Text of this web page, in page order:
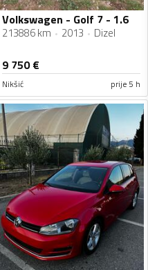
Volkswagen - Golf 7 - 1.6
213886 km 2013 Dizel
9 750€
Nikšić prije 5 h